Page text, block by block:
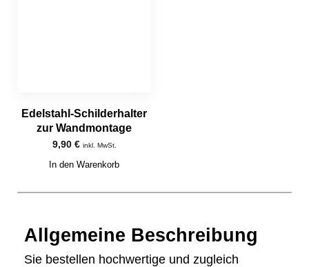
Edelstahl-Schilderhalter
zur Wandmontage
9,90 € inkl. MwSt.
In den Warenkorb
Allgemeine Beschreibung
Sie bestellen hochwertige und zugleich